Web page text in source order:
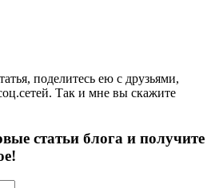
поделитесь ею с друзьями,
Так и мне вы скажите
статьи блога и получите